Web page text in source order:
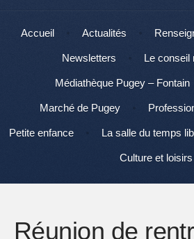
Menu
Aller au contenu
Accueil Actualités
Newsletters Le conseil
Médiathèque Pugey – Fontain
Marché de Pugey
Petite enfance La salle du temps
Culture et loisirs
Réunion de